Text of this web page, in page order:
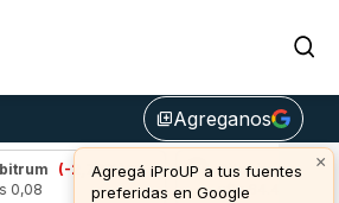
library_addAgreganos
×
Agregá iProUP a tus fuentes
preferidas en Google
(-2,79%)
Bitcoin
(-0,24%)
u$s 64.485,00